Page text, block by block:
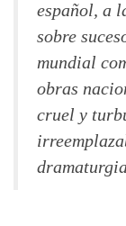
español, a
sobre
mundial
obras
cruel y